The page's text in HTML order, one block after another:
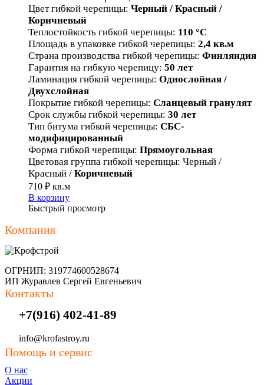
Цвет гибкой черепицы: Черный / Красный /
Коричневый
Теплостойкость гибкой черепицы: 110 °С
Площадь в упаковке гибкой черепицы: 2,4 кв.м
Страна производства гибкой черепицы: Финляндия
Гарантия на гибкую черепицу: 50 лет
Ламинация гибкой черепицы: Однослойная /
Двухслойная
Покрытие гибкой черепицы: Сланцевый гранулят
Срок службы гибкой черепицы: 30 лет
Тип битума гибкой черепицы: СБС-
модифицированный
Форма гибкой черепицы: Прямоугольная
Цветовая группа гибкой черепицы: Черный /
Красный / Коричневый
710 ₽ кв.м
В корзину
Быстрый просмотр
Компания
ОГРНИП: 319774600528674
ИП Журавлев Сергей Евгеньевич
Контакты
+7(916) 402-41-89
info@krofastroy.ru
Помощь и сервис
О нас
Акции